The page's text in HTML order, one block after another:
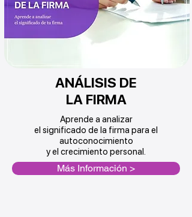
ANÁLISIS DE
LA FIRMA
Aprende a analizar
el significado de la firma para el
autoconocimiento
y el crecimiento personal.
Más Información >